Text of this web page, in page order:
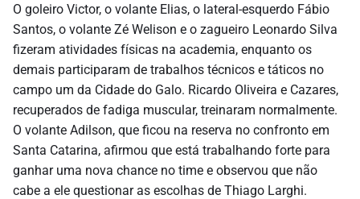
O goleiro Victor, o volante Elias, o lateral-esquerdo Fábio
Santos, o volante Zé Welison e o zagueiro Leonardo Silva
fizeram atividades físicas na academia, enquanto os
demais participaram de trabalhos técnicos e táticos no
campo um da Cidade do Galo. Ricardo Oliveira e Cazares,
recuperados de fadiga muscular, treinaram normalmente.
O volante Adilson, que ficou na reserva no confronto em
Santa Catarina, afirmou que está trabalhando forte para
ganhar uma nova chance no time e observou que não
cabe a ele questionar as escolhas de Thiago Larghi.